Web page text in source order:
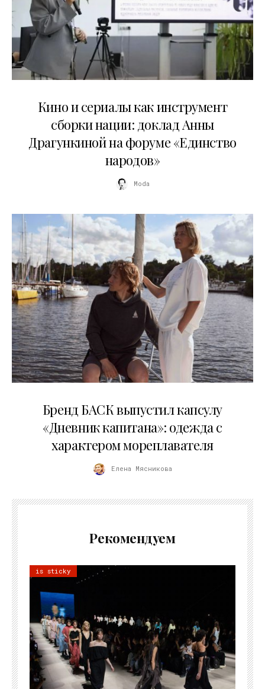
Кино и сериалы как инструмент
сборки нации: доклад Анны
Драгункиной на форуме «Единство
народов»
Moda
Бренд БАСК выпустил капсулу
«Дневник капитана»: одежда с
характером мореплавателя
Елена Мясникова
Рекомендуем
is sticky